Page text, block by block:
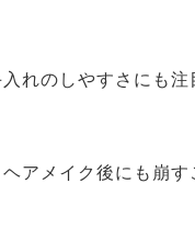
れのしやすさにも注
アメイク後にも崩す